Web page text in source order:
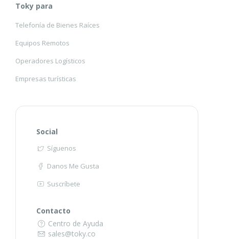
Toky para
Telefonía de Bienes Raíces
Equipos Remotos
Operadores Logísticos
Empresas turísticas
Social
Síguenos
Danos Me Gusta
Suscríbete
Contacto
Centro de Ayuda
sales@toky.co